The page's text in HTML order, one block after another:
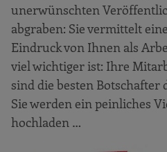
unerwünschten
abgraben: Sie vermittelt
Eindruck von Ihnen als
viel wichtiger ist: Ihre
sind die besten Botschafter
Sie werden ein peinliches
hochladen …